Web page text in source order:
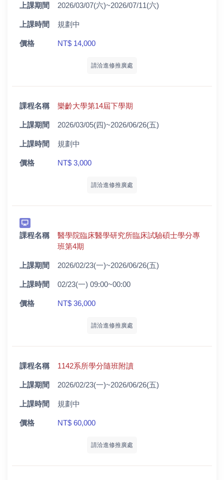
上課期間 2026/03/07(六)~2026/07/11(六)
上課時間 規劃中
價格 NT$ 14,000
請洽進修推廣處
課程名稱 樂齡大學第14屆下學期
上課期間 2026/03/05(四)~2026/06/26(五)
上課時間 規劃中
價格 NT$ 3,000
請洽進修推廣處
課程名稱
醫學院臨床醫學研究所臨床試驗碩士學分專
班第4期
上課期間 2026/02/23(一)~2026/06/26(五)
上課時間 02/23(一) 09:00~00:00
價格 NT$ 36,000
請洽進修推廣處
課程名稱 1142系所學分隨班附讀
上課期間 2026/02/23(一)~2026/06/26(五)
上課時間 規劃中
價格 NT$ 60,000
請洽進修推廣處